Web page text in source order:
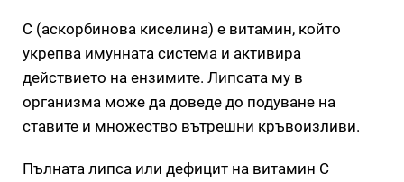
С (аскорбинова киселина) е витамин, който
укрепва имунната система и активира
действието на ензимите. Липсата му в
организма може да доведе до подуване на
ставите и множество вътрешни кръвоизливи.
Пълната липса или дефицит на витамин С